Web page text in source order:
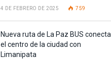
4 DE FEBRERO DE 2025 759
Nueva ruta de La Paz BUS conecta
el centro de la ciudad con
Limanipata